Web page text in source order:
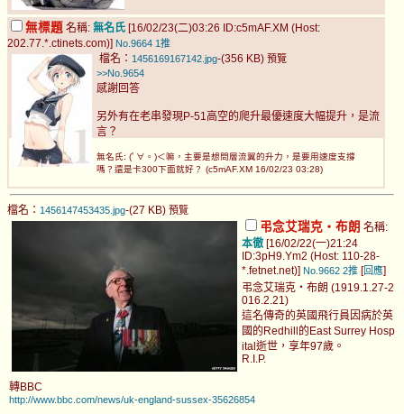
無標題 名稱: 無名氏 [16/02/23(二)03:26 ID:c5mAF.XM (Host:
202.77.*.ctinets.com)] No.9664 1推
檔名： 1456169167142.jpg-(356 KB) 預覽
>>No.9654
感謝回答
另外有在老串發現P-51高空的爬升最優速度大幅提升，是流
言？
無名氏: (ﾟ∀。)＜嘛，主要是想問層流翼的升力，是要用速度支撐
嗎？還是卡300下面就好？ (c5mAF.XM 16/02/23 03:28)
檔名： 1456147453435.jpg-(27 KB) 預覽
弔念艾瑞克‧布朗 名稱:
本徹 [16/02/22(一)21:24
ID:3pH9.Ym2 (Host: 110-28-
*.fetnet.net)] No.9662 2推 [回應]
弔念艾瑞克‧布朗 (1919.1.27-2
016.2.21)
這名傳奇的英國飛行員因病於英
國的Redhill的East Surrey Hosp
ital逝世，享年97歲。
R.I.P.
轉BBC
http://www.bbc.com/news/uk-england-sussex-35626854